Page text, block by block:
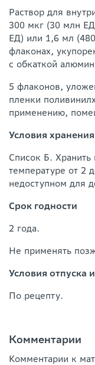
Раствор для
300 мкг (30 млн
ЕД) или 1,6 мл
флаконах,
с обкаткой
5 флаконов,
пленки
применению,
Условия
Список Б.
температуре от 2
недоступном для
Срок годности
2 года.
Не применять
Условия отпуска
По рецепту.
Комментарии
Комментарии к